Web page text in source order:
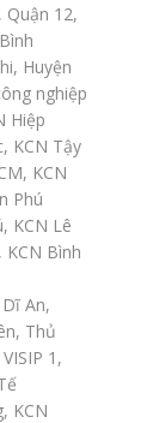
Quận 12,
Huyện
nghiệp
Hiệp
KCN Tậy
KCN
Phú
KCN Lê
KCN Bình
An,
Thủ
1,
KCN